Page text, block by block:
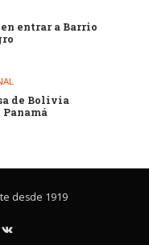
entrar a Barrio
de Bolivia
Panamá
desde 1919